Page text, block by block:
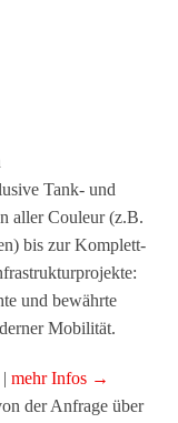
Tank- und
aller Couleur (z.B.
bis zur Komplett-
und bewährte
Mobilität.
mehr Infos →
der Anfrage über